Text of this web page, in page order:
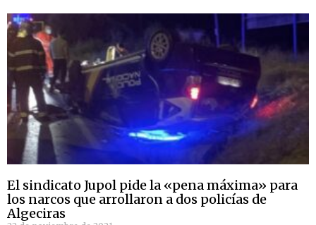
El sindicato Jupol pide la «pena máxima» para
los narcos que arrollaron a dos policías de
Algeciras